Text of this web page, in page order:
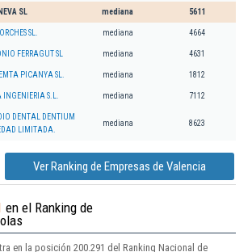
SL mediana 5611
SL. mediana 4664
FERRAGUT SL mediana 4631
PICANYA SL. mediana 1812
INGENIERIA S.L. mediana 7112
DENTAL DENTIUM
LIMITADA.
mediana 8623
Ver Ranking de Empresas de Valencia
en el Ranking de
en la posición 200.291 del Ranking Nacional de